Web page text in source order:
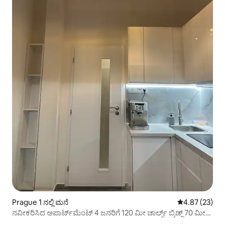
Prague 1 ನಲ್ಲಿ ಮನೆ 5 ರಲ್ಲಿ 4.87
4.87 (23)
ನವೀಕರಿಸಿದ ಅಪಾರ್ಟ್‌ಮೆಂಟ್ 4 ಜನರಿಗೆ 120 ಮೀ ಚಾರ್ಲ್ಸ್ ಬ್ರಿಡ್ಜ್ 70 ಮೀ